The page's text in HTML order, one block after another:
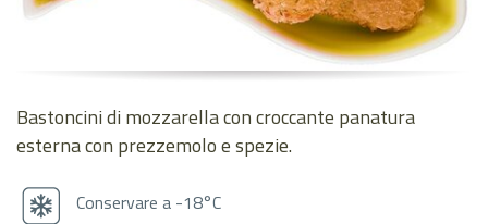
Bastoncini di mozzarella con croccante panatura
esterna con prezzemolo e spezie.
Conservare a -18°C